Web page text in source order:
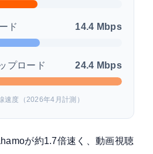
ド 14.4 Mbps
プロード 24.4 Mbps
速度（2026年4月計測）
が約1.7倍速く、動画視聴